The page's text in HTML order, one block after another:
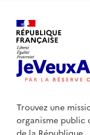
Trouvez une
organisme public